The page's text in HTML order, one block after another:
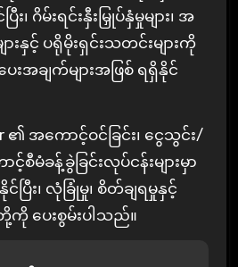
း၊ ဂိမ်းရင်းနှီးမြှုပ်နှံမှုများ၊ အ
းနှင့် ပရိုမိုးရှင်းသတင်းများကို
းအချက်များအဖြစ် ရရှိနိုင်
၏ အကောင့်ဝင်ခြင်း၊ ငွေသွင်း/
စီမံခန့်ခွဲခြင်းလုပ်ငန်းများမှာ
း၊ လုံခြုံမှု၊ စိတ်ချရမှုနှင့်
ပေးစွမ်းပါသည်။